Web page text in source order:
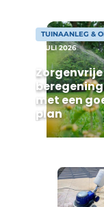
Vacature
Vacatures
Video’s
TUINAANLEG &
9 JULI 2026
Zorgenvrije
met een
plan